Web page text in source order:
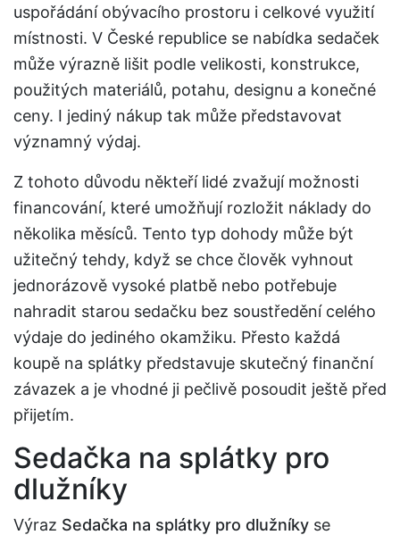
uspořádání obývacího prostoru i celkové využití
místnosti. V České republice se nabídka sedaček
může výrazně lišit podle velikosti, konstrukce,
použitých materiálů, potahu, designu a konečné
ceny. I jediný nákup tak může představovat
významný výdaj.
Z tohoto důvodu někteří lidé zvažují možnosti
financování, které umožňují rozložit náklady do
několika měsíců. Tento typ dohody může být
užitečný tehdy, když se chce člověk vyhnout
jednorázově vysoké platbě nebo potřebuje
nahradit starou sedačku bez soustředění celého
výdaje do jediného okamžiku. Přesto každá
koupě na splátky představuje skutečný finanční
závazek a je vhodné ji pečlivě posoudit ještě před
přijetím.
Sedačka na splátky pro
dlužníky
Výraz Sedačka na splátky pro dlužníky se